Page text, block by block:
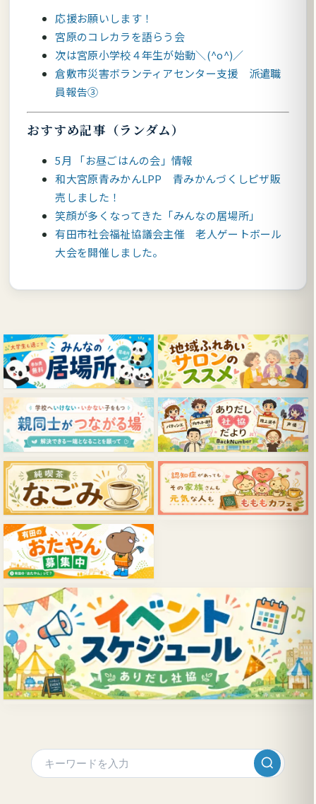
応援お願いします！
宮原のコレカラを語らう会
次は宮原小学校４年生が始動＼(^o^)／
倉敷市災害ボランティアセンター支援 派遣職
員報告③
おすすめ記事（ランダム）
5月 「お昼ごはんの会」情報
和大宮原青みかんLPP 青みかんづくしピザ販
売しました！
笑顔が多くなってきた「みんなの居場所」
有田市社会福祉協議会主催 老人ゲートボール
大会を開催しました。